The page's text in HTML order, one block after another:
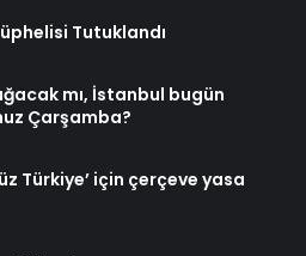
Tutuklandı
mı, İstanbul bugün
Çarşamba?
Türkiye’ için çerçeve yasa